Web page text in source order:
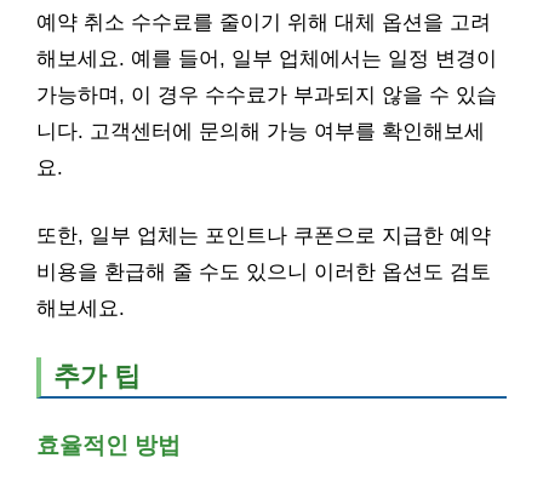
예약 취소 수수료를 줄이기 위해 대체 옵션을 고려
해보세요. 예를 들어, 일부 업체에서는 일정 변경이
가능하며, 이 경우 수수료가 부과되지 않을 수 있습
니다. 고객센터에 문의해 가능 여부를 확인해보세
요.
또한, 일부 업체는 포인트나 쿠폰으로 지급한 예약
비용을 환급해 줄 수도 있으니 이러한 옵션도 검토
해보세요.
추가 팁
효율적인 방법